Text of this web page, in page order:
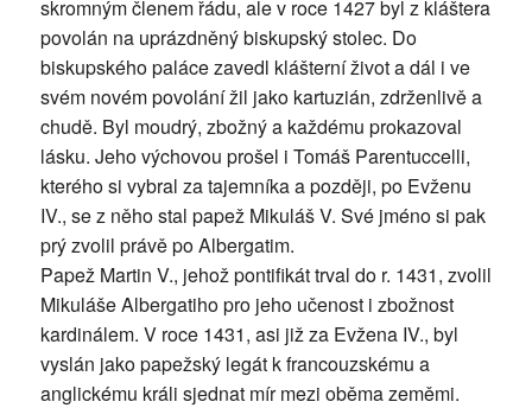
skromným členem řádu, ale v roce 1427 byl z kláštera
povolán na uprázdněný biskupský stolec. Do
biskupského paláce zavedl klášterní život a dál i ve
svém novém povolání žil jako kartuzián, zdrženlivě a
chudě. Byl moudrý, zbožný a každému prokazoval
lásku. Jeho výchovou prošel i Tomáš Parentuccelli,
kterého si vybral za tajemníka a později, po Evženu
IV., se z něho stal papež Mikuláš V. Své jméno si pak
prý zvolil právě po Albergatim.
Papež Martin V., jehož pontifikát trval do r. 1431, zvolil
Mikuláše Albergatiho pro jeho učenost i zbožnost
kardinálem. V roce 1431, asi již za Evžena IV., byl
vyslán jako papežský legát k francouzskému a
anglickému králi sjednat mír mezi oběma zeměmi.